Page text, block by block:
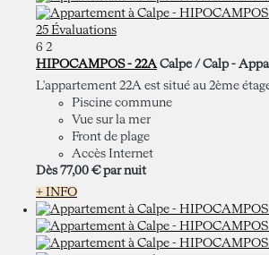
25 Évaluations
6 2
HIPOCAMPOS - 22A Calpe / Calp -
L'appartement 22A est situé au 2ème
Piscine commune
Vue sur la mer
Front de plage
Accès Internet
Dès 77,00 € par nuit
+ INFO